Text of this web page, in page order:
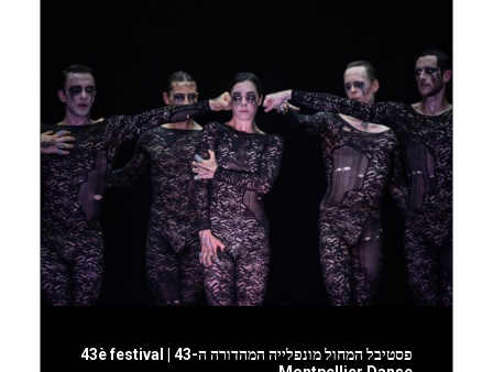
פסטיבל המחול מונפלייה המהדורה ה-43 | 43è festival